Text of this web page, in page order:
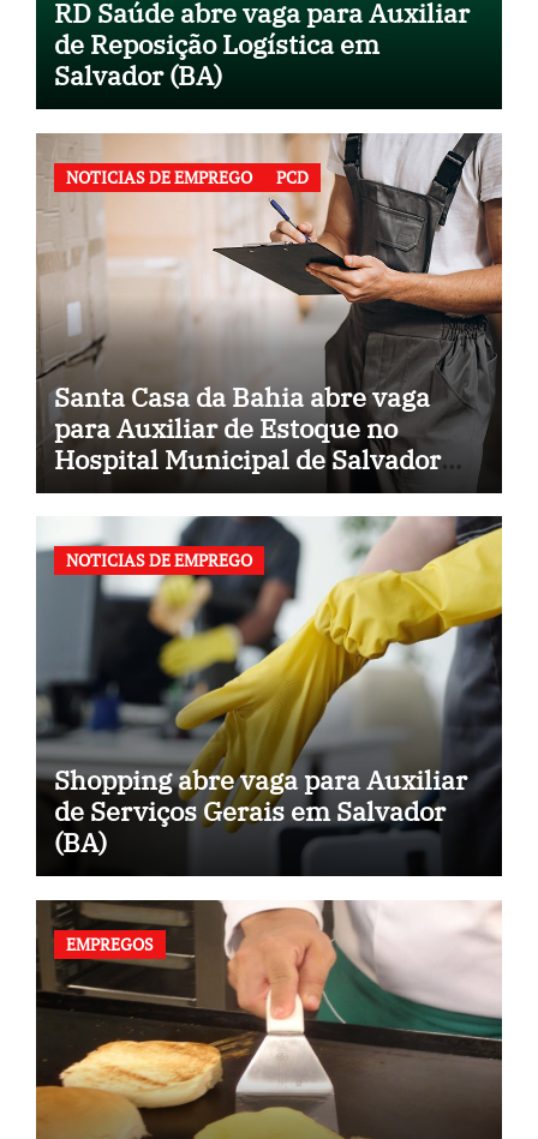
RD Saúde abre vaga para Auxiliar
de Reposição Logística em
Salvador (BA)
NOTICIAS DE EMPREGO PCD
Santa Casa da Bahia abre vaga
para Auxiliar de Estoque no
Hospital Municipal de Salvador
(BA)
NOTICIAS DE EMPREGO
Shopping abre vaga para Auxiliar
de Serviços Gerais em Salvador
(BA)
EMPREGOS